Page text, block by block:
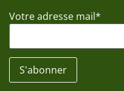
Votre adresse mail*